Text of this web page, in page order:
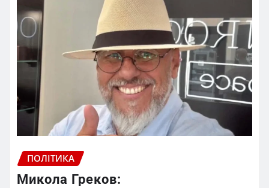
ПОЛІТИКА
Микола Греков: